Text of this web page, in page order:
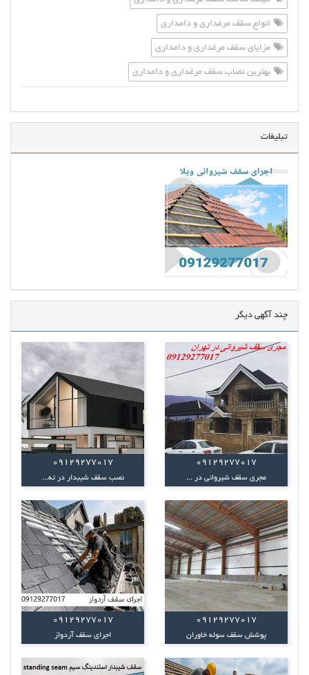
انواع سقف مرغداری و دامداری
مزایای سقف مرغداری و دامداری
بهترین نصاب سقف مرغداری و دامداری
تبلیغات
چند آگهی دیگر
09129277017
مجری سقف شیروانی در ...
09129277017
نصب سقف شیبدار در ته...
09129277017
پوشش سقف سوله خاوران
09129277017
اجرای سقف آردواز